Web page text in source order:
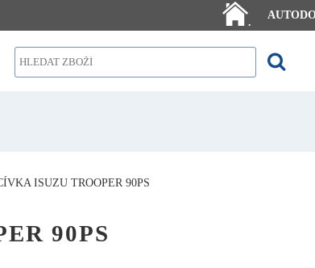
.
ISUZU TROOPER 90PS
90PS